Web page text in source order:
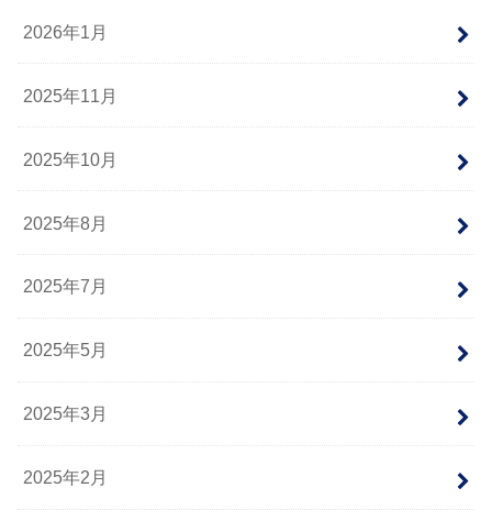
2026年1月
2025年11月
2025年10月
2025年8月
2025年7月
2025年5月
2025年3月
2025年2月